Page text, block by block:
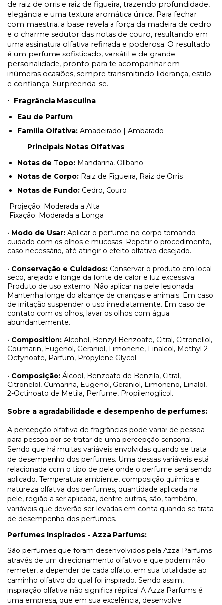
de raiz de orris e raiz de figueira, trazendo profundidade,
elegância e uma textura aromática única. Para fechar
com maestria, a base revela a força da madeira de cedro
e o charme sedutor das notas de couro, resultando em
uma assinatura olfativa refinada e poderosa. O resultado
é um perfume sofisticado, versátil e de grande
personalidade, pronto para te acompanhar em
inúmeras ocasiões, sempre transmitindo liderança, estilo
e confiança. Surpreenda-se.
·
Fragrância Masculina
Eau de Parfum
Família Olfativa: Amadeirado | Ambarado
Principais Notas Olfativas
Notas de Topo: Mandarina, Olíbano
Notas de Corpo: Raiz de Figueira, Raiz de Orris
Notas de Fundo: Cedro, Couro
Projeção: Moderada a Alta
Fixação: Moderada a Longa
• Modo de Usar: Aplicar o perfume no corpo tomando
cuidado com os olhos e mucosas. Repetir o procedimento,
caso necessário, até atingir o efeito olfativo desejado.
• Conservação e Cuidados: Conservar o produto em local
seco, arejado e longe da fonte de calor e luz excessiva.
Produto de uso externo. Não aplicar na pele lesionada.
Mantenha longe do alcançe de crianças e animais. Em caso
de irritação suspender o uso imediatamente. Em caso de
contato com os olhos, lavar os olhos com água
abundantemente.
• Composition: Alcohol, Benzyl Benzoate, Citral, Citronellol,
Coumarin, Eugenol, Geraniol, Limonene, Linalool, Methyl 2-
Octynoate, Parfum, Propylene Glycol.
• Composição: Álcool, Benzoato de Benzila, Citral,
Citronelol, Cumarina, Eugenol, Geraniol, Limoneno, Linalol,
2-Octinoato de Metila, Perfume, Propilenoglicol.
Sobre a agradabilidade e desempenho de perfumes:
A percepção olfativa de fragrâncias pode variar de pessoa
para pessoa por se tratar de uma percepção sensorial.
Sendo que há muitas variáveis envolvidas quando se trata
de desempenho dos perfumes. Uma dessas variáveis está
relacionada com o tipo de pele onde o perfume será sendo
aplicado. Temperatura ambiente, composição química e
natureza olfativa dos perfumes, quantidade aplicada na
pele, região a ser aplicada, dentre outras, são, também,
variáveis que deverão ser levadas em conta quando se trata
de desempenho dos perfumes.
Perfumes Inspirados - Azza Parfums:
São perfumes que foram desenvolvidos pela Azza Parfums
através de um direcionamento olfativo e que podem não
remeter, a depender de cada olfato, em sua totalidade ao
caminho olfativo do qual foi inspirado. Sendo assim,
inspiração olfativa não significa réplica! A Azza Parfums é
uma empresa, que em sua excelência, desenvolve